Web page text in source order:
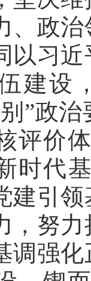
、政
以习
建设
”政
评价
时代
建引
，努
调强